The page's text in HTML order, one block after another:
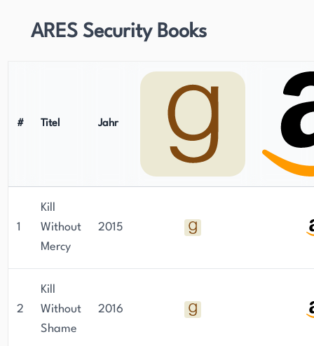
ARES Security Books
# Titel Jahr
1
Kill
Without
Mercy
2015
2
Kill
Without
Shame
2016